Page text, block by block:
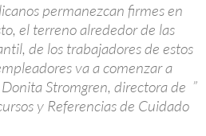
permanezcan firmes en
el terreno alrededor de las
de los trabajadores de estos
va a comenzar a
Stromgren, directora de ”
y Referencias de Cuidado